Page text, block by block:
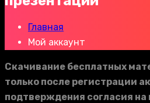
Главная
Мой аккаунт
Скачивание бесплатных
только после регистрации
подтверждения согласия на